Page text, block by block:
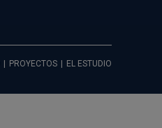
PROYECTOS EL ESTUDIO